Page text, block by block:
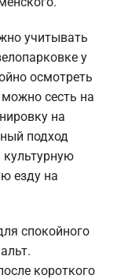
учитывать
у
осмотреть
сесть на
на
подход
езду на
спокойного
короткого